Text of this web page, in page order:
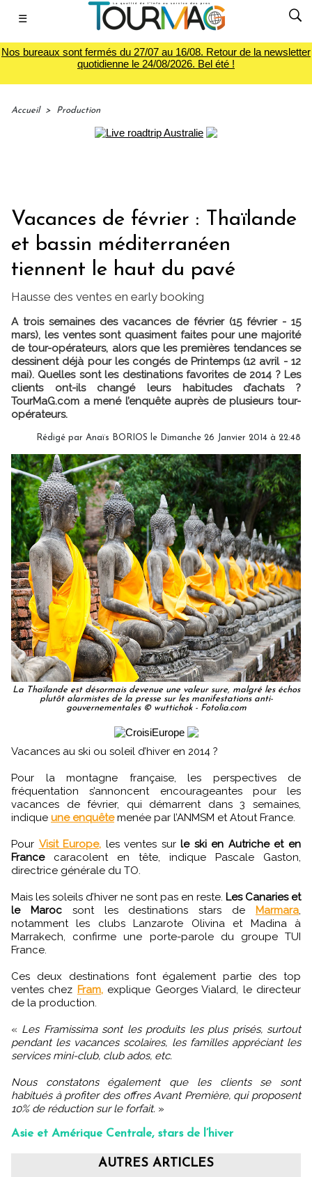
☰
Nos bureaux sont fermés du 27/07 au 16/08. Retour de la newsletter
quotidienne le 24/08/2026. Bel été !
Accueil > Production
Vacances de février : Thaïlande
et bassin méditerranéen
tiennent le haut du pavé
Hausse des ventes en early booking
A trois semaines des vacances de février (15 février - 15
mars), les ventes sont quasiment faites pour une majorité
de tour-opérateurs, alors que les premières tendances se
dessinent déjà pour les congés de Printemps (12 avril - 12
mai). Quelles sont les destinations favorites de 2014 ? Les
clients ont-ils changé leurs habitudes d’achats ?
TourMaG.com a mené l’enquête auprès de plusieurs tour-
opérateurs.
Rédigé par Anaïs BORIOS le Dimanche 26 Janvier 2014 à 22:48
La Thaïlande est désormais devenue une valeur sure, malgré les échos
plutôt alarmistes de la presse sur les manifestations anti-
gouvernementales © wuttichok - Fotolia.com
Vacances au ski ou soleil d’hiver en 2014 ?
Pour la montagne française, les perspectives de
fréquentation s’annoncent encourageantes pour les
vacances de février, qui démarrent dans 3 semaines,
indique une enquêtemenée par l’ANMSM et Atout France.
Pour Visit Europe, ‎ les ventes surle ski en Autriche et en
Francecaracolent en tête, indique Pascale Gaston,
directrice générale du TO.
Mais les soleils d’hiver ne sont pas en reste. Les Canaries et
le Marocsont les destinations stars de Marmara,
notamment les clubs Lanzarote Olivina et Madina à
Marrakech, confirme une porte-parole du groupe TUI
France.
Ces deux destinations font également partie des top
ventes chez Fram,‎ explique Georges Vialard, le directeur
de la production.
« Les Framissima sont les produits les plus prisés, surtout
pendant les vacances scolaires, les familles appréciant les
services mini-club, club ados, etc.
Nous constatons également que les clients se sont
habitués à profiter des offres Avant Première, qui proposent
10% de réduction sur le forfait. »
Asie et Amérique Centrale, stars de l’hiver
AUTRES ARTICLES